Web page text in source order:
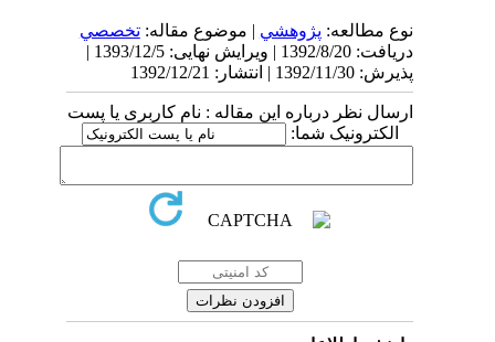
نوع مطالعه:پژوهشي| موضوع مقاله:تخصصي
دریافت: 1392/8/20 | ویرایش نهایی: 1393/12/5 |
پذیرش: 1392/11/30 | انتشار: 1392/12/21
ارسال نظر درباره این مقاله : نام کاربری یا پست
الکترونیک شما: